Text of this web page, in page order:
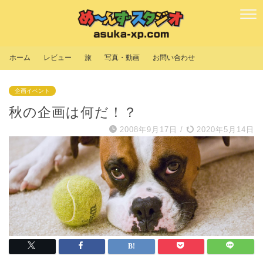
ホーム レビュー 旅 写真・動画 お問い合わせ
企画イベント
秋の企画は何だ！？
2008年9月17日 / 2020年5月14日